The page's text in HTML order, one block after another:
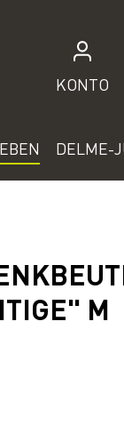
KONTO
DELME-
M